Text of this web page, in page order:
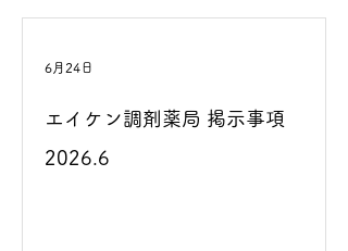
エイケン調剤薬局 掲示事項
2026.6
6月24日